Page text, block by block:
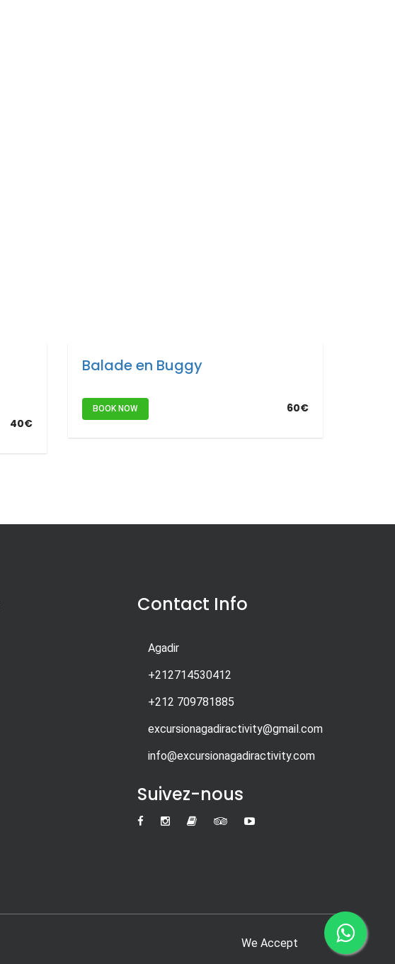
40€
Balade en Buggy
BOOK NOW 60€
Contact Info
Agadir
+212714530412
+212 709781885
excursionagadiractivity@gmail.com
info@excursionagadiractivity.com
Suivez-nous
We Accept